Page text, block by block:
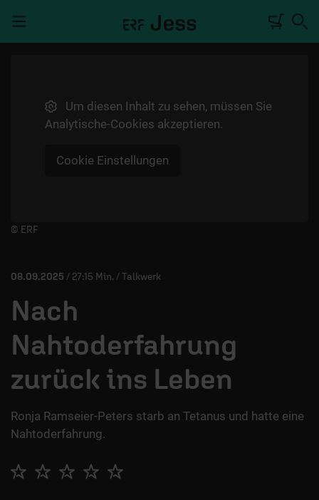
TALKWERK
PODCASTS
Um diesen Inhalt zu sehen, müssen Sie
Analytische-Cookies akzeptieren.
Cookie Einstellungen
Player starten/anhalten
© ERF
08.09.2025 / 27:15 Min. / Talkwerk
Nach
Nahtoderfahrung
zurück ins Leben
Ronja Ramseier-Peters starb an Tetanus und hatte eine
Nahtoderfahrung.